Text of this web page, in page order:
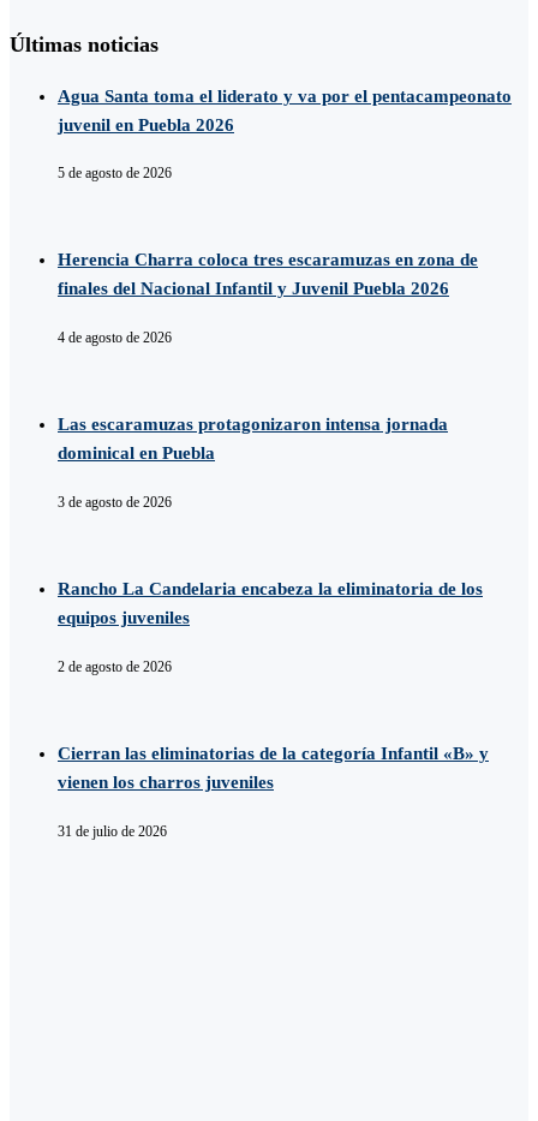
Últimas noticias
Agua Santa toma el liderato y va por el pentacampeonato
juvenil en Puebla 2026
5 de agosto de 2026
Herencia Charra coloca tres escaramuzas en zona de
finales del Nacional Infantil y Juvenil Puebla 2026
4 de agosto de 2026
Las escaramuzas protagonizaron intensa jornada
dominical en Puebla
3 de agosto de 2026
Rancho La Candelaria encabeza la eliminatoria de los
equipos juveniles
2 de agosto de 2026
Cierran las eliminatorias de la categoría Infantil «B» y
vienen los charros juveniles
31 de julio de 2026